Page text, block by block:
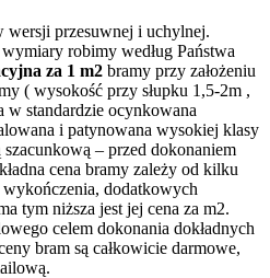
wersji przesuwnej i uchylnej.
robimy według Państwa
za 1 m2 bramy przy założeniu
( wysokość przy słupku 1,5-2m ,
w standardzie ocynkowana
i patynowana wysokiej klasy
szacunkową – przed dokonaniem
cena bramy zależy od kilku
dodatkowych
tym niższa jest jej cena za m2.
celem dokonania dokładnych
bram są całkowicie darmowe,